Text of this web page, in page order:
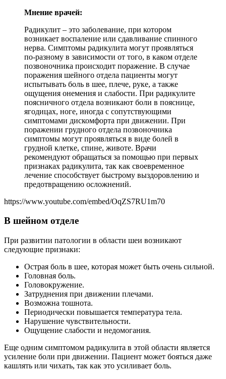
Мнение врачей:
Радикулит – это заболевание, при котором
возникает воспаление или сдавливание спинного
нерва. Симптомы радикулита могут проявляться
по-разному в зависимости от того, в каком отделе
позвоночника происходит поражение. В случае
поражения шейного отдела пациенты могут
испытывать боль в шее, плече, руке, а также
ощущения онемения и слабости. При радикулите
поясничного отдела возникают боли в пояснице,
ягодицах, ноге, иногда с сопутствующими
симптомами дискомфорта при движении. При
поражении грудного отдела позвоночника
симптомы могут проявляться в виде болей в
грудной клетке, спине, животе. Врачи
рекомендуют обращаться за помощью при первых
признаках радикулита, так как своевременное
лечение способствует быстрому выздоровлению и
предотвращению осложнений.
https://www.youtube.com/embed/OqZS7RU1m70
В шейном отделе
При развитии патологии в области шеи возникают
следующие признаки:
Острая боль в шее, которая может быть очень сильной.
Головная боль.
Головокружение.
Затруднения при движении плечами.
Возможна тошнота.
Периодически повышается температура тела.
Нарушение чувствительности.
Ощущение слабости и недомогания.
Еще одним симптомом радикулита в этой области является
усиление боли при движении. Пациент может бояться даже
кашлять или чихать, так как это усиливает боль.